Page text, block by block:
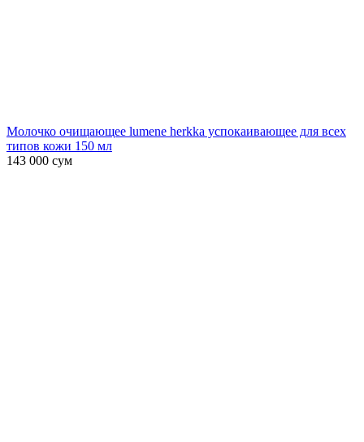
Молочко очищающее lumene herkka успокаивающее для всех
типов кожи 150 мл
143 000 сум